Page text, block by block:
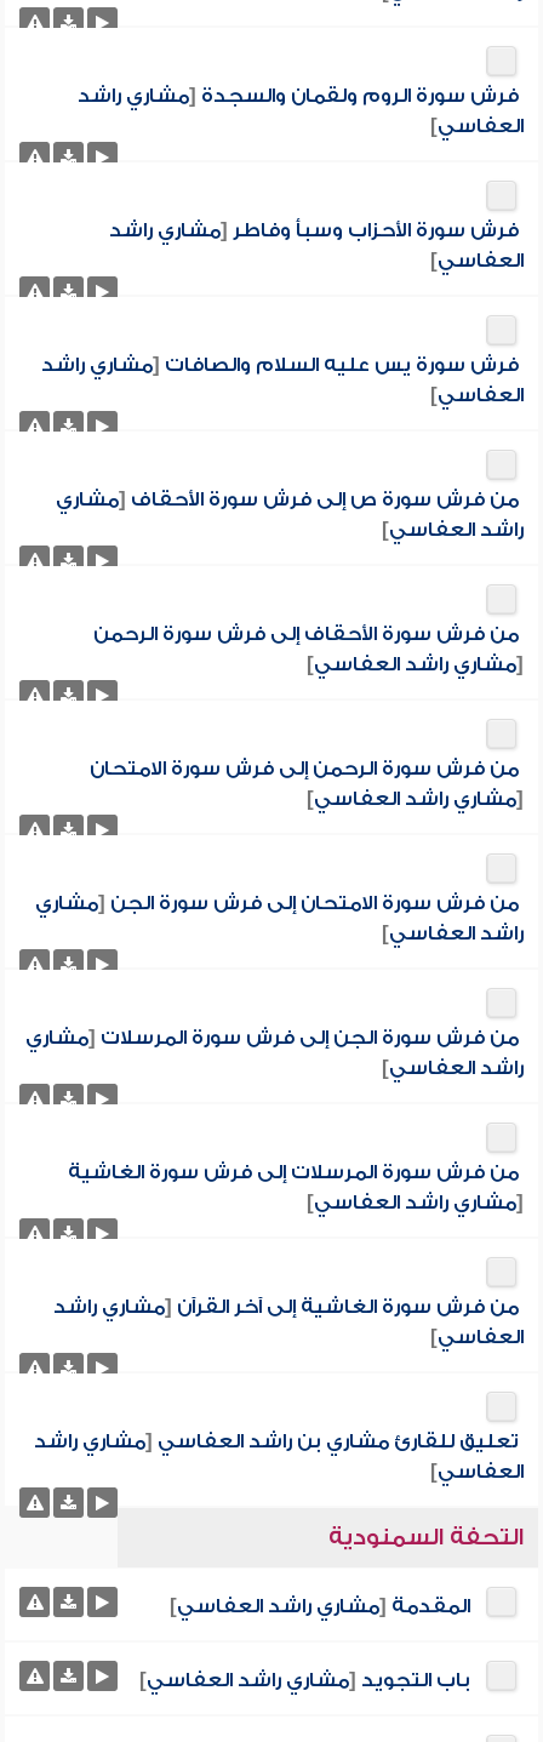
فرش سورة الروم ولقمان والسجدة [مشاري راشد
العفاسي]
فرش سورة الأحزاب وسبأ وفاطر [مشاري راشد
العفاسي]
فرش سورة يس عليه السلام والصافات [مشاري راشد
العفاسي]
من فرش سورة ص إلى فرش سورة الأحقاف [مشاري
راشد العفاسي]
من فرش سورة الأحقاف إلى فرش سورة الرحمن
[مشاري راشد العفاسي]
من فرش سورة الرحمن إلى فرش سورة الامتحان
[مشاري راشد العفاسي]
من فرش سورة الامتحان إلى فرش سورة الجن [مشاري
راشد العفاسي]
من فرش سورة الجن إلى فرش سورة المرسلات [مشاري
راشد العفاسي]
من فرش سورة المرسلات إلى فرش سورة الغاشية
[مشاري راشد العفاسي]
من فرش سورة الغاشية إلى آخر القرآن [مشاري راشد
العفاسي]
تعليق للقارئ مشاري بن راشد العفاسي [مشاري راشد
العفاسي]
التحفة السمنودية
المقدمة [مشاري راشد العفاسي]
باب التجويد [مشاري راشد العفاسي]